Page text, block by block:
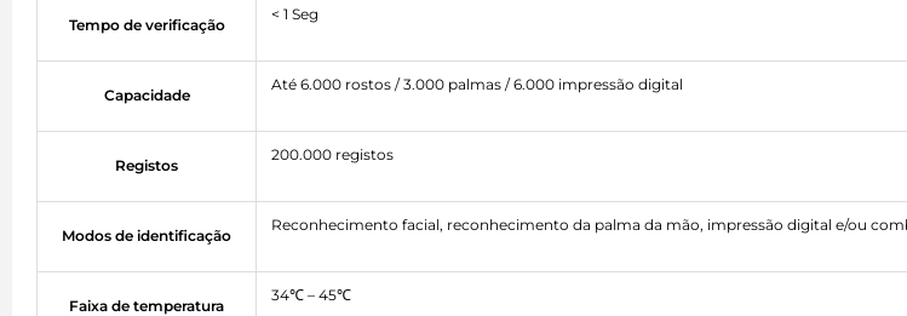
Tempo de verificação
< 1 Seg
Capacidade
Até 6.000 rostos / 3.000 palmas / 6.000 impressão digital
Registos
200.000 registos
Modos de identificação
Reconhecimento facial, reconhecimento da palma da mão, impressão digital e/ou
Faixa de temperatura
34℃ – 45℃